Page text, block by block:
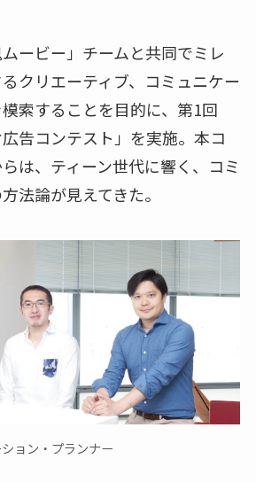
ービー」チームと共同でミレ
クリエーティブ、コミュニケー
索することを目的に、第1回
広告コンテスト」を実施。本コ
は、ティーン世代に響く、コミ
法論が見えてきた。
ョン・プランナー